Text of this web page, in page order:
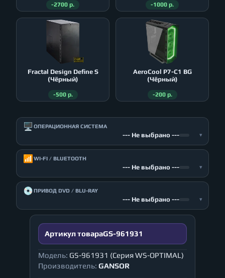
-2700 р. -1000 р.
Fractal Design Define S
(Чёрный)
-500 р.
AeroСool P7-C1 BG
(Чёрный)
-200 р.
🖥️ ОПЕРАЦИОННАЯ СИСТЕМА
--- Не выбрано --- ▾
📶 WI-FI / BLUETOOTH
--- Не выбрано --- ▾
💿ПРИВОД DVD / BLU-RAY
--- Не выбрано --- ▾
Артикул товараGS-961931
Модель: GS-961931 (Серия WS-OPTIMAL)
Производитель: GANSOR